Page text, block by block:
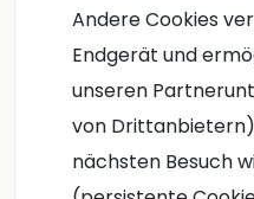
Andere Cookies
Endgerät und
unseren
von
nächsten Besuch